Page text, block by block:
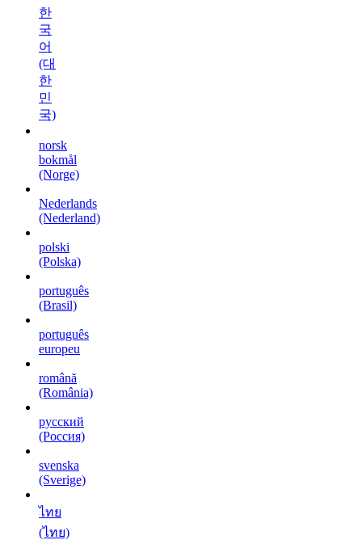
한
국
어
(대
한
민
국)
norsk
bokmål
(Norge)
Nederlands
(Nederland)
polski
(Polska)
português
(Brasil)
português
europeu
română
(România)
русский
(Россия)
svenska
(Sverige)
ไทย
(ไทย)